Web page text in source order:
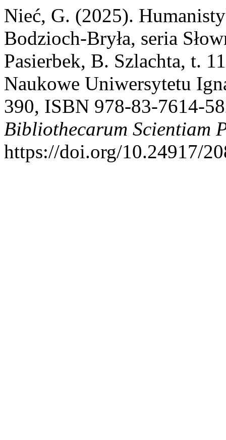
Nieć, G. (2025).
Bodzioch-Bryła, seria
Pasierbek, B. Szlachta, t.
Naukowe Uniwersytetu
390, ISBN 978-83-7614-
Bibliothecarum Scientiam
https://doi.org/10.24917/